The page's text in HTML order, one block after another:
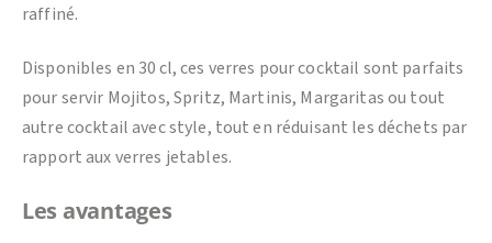
raffiné.
Disponibles en 30 cl, ces verres pour cocktail sont parfaits
pour servir Mojitos, Spritz, Martinis, Margaritas ou tout
autre cocktail avec style, tout en réduisant les déchets par
rapport aux verres jetables.
Les avantages